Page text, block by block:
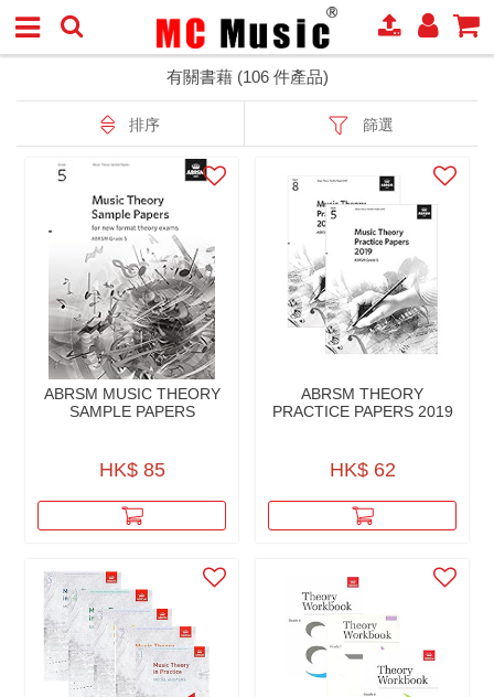
有關書藉 (106 件產品)
排序 篩選
ABRSM MUSIC THEORY
SAMPLE PAPERS
HK$ 85
ABRSM THEORY
PRACTICE PAPERS 2019
HK$ 62